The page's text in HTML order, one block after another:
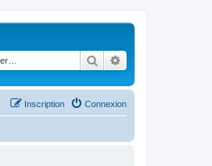
Rechercher
Connexion
Inscription